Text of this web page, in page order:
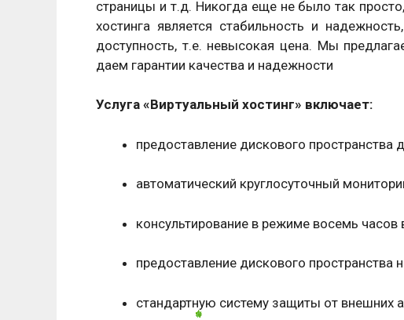
страницы и т.д. Никогда еще не было так
хостинга является стабильность и
доступность, т.е. невысокая цена. Мы
даем гарантии качества и надежности
Услуга «Виртуальный хостинг» включает:
предоставление дискового пространства
автоматический круглосуточный
консультирование в режиме восемь
предоставление дискового пространства
стандартную систему защиты от внешних